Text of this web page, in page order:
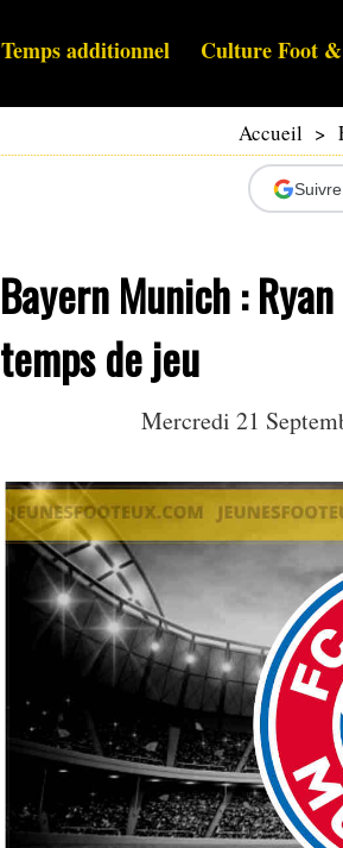
Temps additionnel Culture Foot
Accueil >
Bayern Munich :
temps de jeu
Mercredi 21